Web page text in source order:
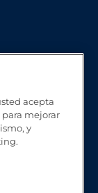
acepta
mejorar
y